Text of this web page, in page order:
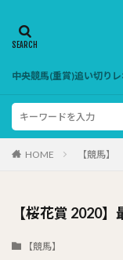
中央競馬(重賞)追い切り
HOME 【競馬】
【桜花賞 2020
【競馬】